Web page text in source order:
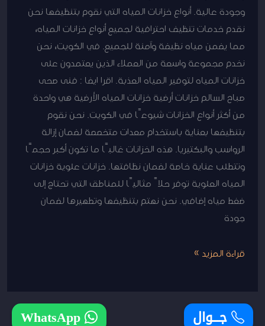
وجودة عالية. أنواع خزانات المياه التي نقوم بتنظيفها نحن
نقدم خدمات تنظيف احترافية لجميع أنواع خزانات المياه،
مما يضمن مياه نظيفة وآمنة للجميع. في الكويت، نحن
نخدم مجموعة واسعة من العملاء الذين يعتمدون على
خزانات المياه لتوفير المياه العذبة. اقرا ايضا : فنى صحى
صباح السالم خزانات أرضية خزانات المياه الأرضية هي واحدة
من أكثر أنواع الخزانات شيوعًا في الكويت. نحن نقوم
بتنظيفها بعناية باستخدام معدات متخصصة لضمان إزالة
الرواسب والبكتيريا. هذه الخزانات غالبًا ما تكون أكبر حجمًا
وتتطلب عناية خاصة لضمان نظافتها. خزانات علوية خزانات
المياه العلوية توفر حلاً مثاليًا للمناطق التي تحتاج إلى
ضغط مياه إضافي. نحن نهتم بتنظيفها وتطهيرها لضمان
جودة
قراءة المزيد »
جـــوال